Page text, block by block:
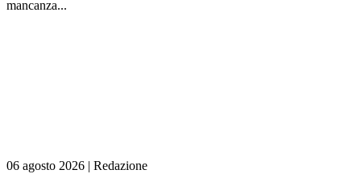
mancanza...
06 agosto 2026 | Redazione